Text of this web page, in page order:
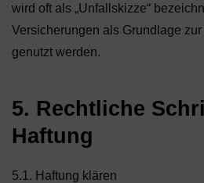
wird oft als „Unfallskizze“
Versicherungen als Grundlage
genutzt werden.
5. Rechtliche
Haftung
5.1. Haftung klären